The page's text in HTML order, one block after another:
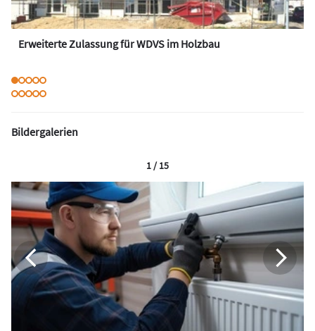
Erweiterte Zulassung für WDVS im Holzbau
Bildergalerien
1 / 15